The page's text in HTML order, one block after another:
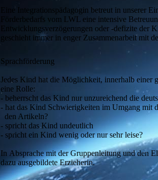
Eine Integrationspädagogin betreut in unserer
Förderbedarfs vom LWL eine intensive
Entwicklungsverzögerungen oder -defizite der
geschieht immer in enger Zusammenarbeit mit
Sprachförderung
Jedes Kind hat die Möglichkeit, innerhalb einer
eine Rolle:
- beherrscht das Kind nur unzureichend die
- hat das Kind Schwierigkeiten im Umgang mit
den Artikeln?
- spricht das Kind undeutlich
- spricht ein Kind wenig oder nur sehr leise?
In Absprache mit der Gruppenleitung und den
dazu ausgebildete Erzieherin.